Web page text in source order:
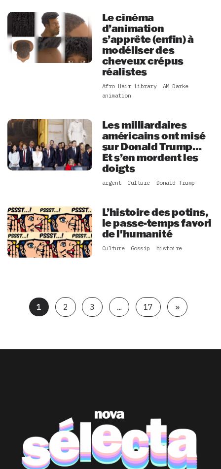
Le cinéma
d’animation
s’apprête (enfin) à
modéliser des
cheveux crépus
réalistes
Afro Hair Library
AM Darke
animation
Les milliardaires
américains ont misé
sur Donald Trump…
Et s’en mordent les
doigts
argent Culture Donald Trump
L’histoire des potins,
le passe-temps favori
de l'humanité
Culture Gossip histoire
1 2 3 … 17 »